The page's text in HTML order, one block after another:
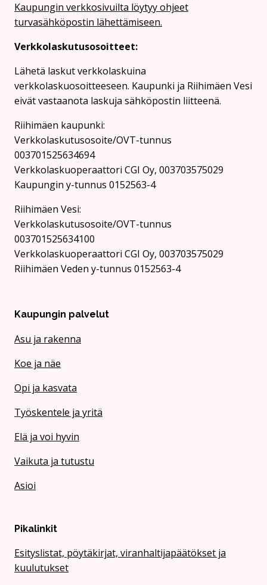
Kaupungin verkkosivuilta löytyy ohjeet
turvasähköpostin lähettämiseen.
Verkkolaskutusosoitteet:
Lähetä laskut verkkolaskuina
verkkolaskuosoitteeseen. Kaupunki ja Riihimäen Vesi
eivät vastaanota laskuja sähköpostin liitteenä.
Riihimäen kaupunki:
Verkkolaskutusosoite/OVT-tunnus
003701525634694
Verkkolaskuoperaattori CGI Oy, 003703575029
Kaupungin y-tunnus 0152563-4
Rii­hi­mäen Vesi:
Verkkolaskutusosoite/OVT-tunnus
003701525634100
Verkkolaskuoperaattori CGI Oy, 003703575029
Riihimäen Veden y-tunnus 0152563-4
Kaupungin palvelut
Asu ja rakenna
Koe ja näe
Opi ja kasvata
Työskentele ja yritä
Elä ja voi hyvin
Vaikuta ja tutustu
Asioi
Pikalinkit
Esityslistat, pöytäkirjat, viranhaltijapäätökset ja
kuulutukset